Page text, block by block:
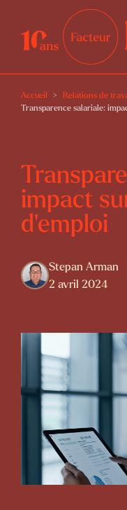
Accueil
Relations de
Transparence salariale:
impact
d'emploi
Stepan Arman
2 avril 2024